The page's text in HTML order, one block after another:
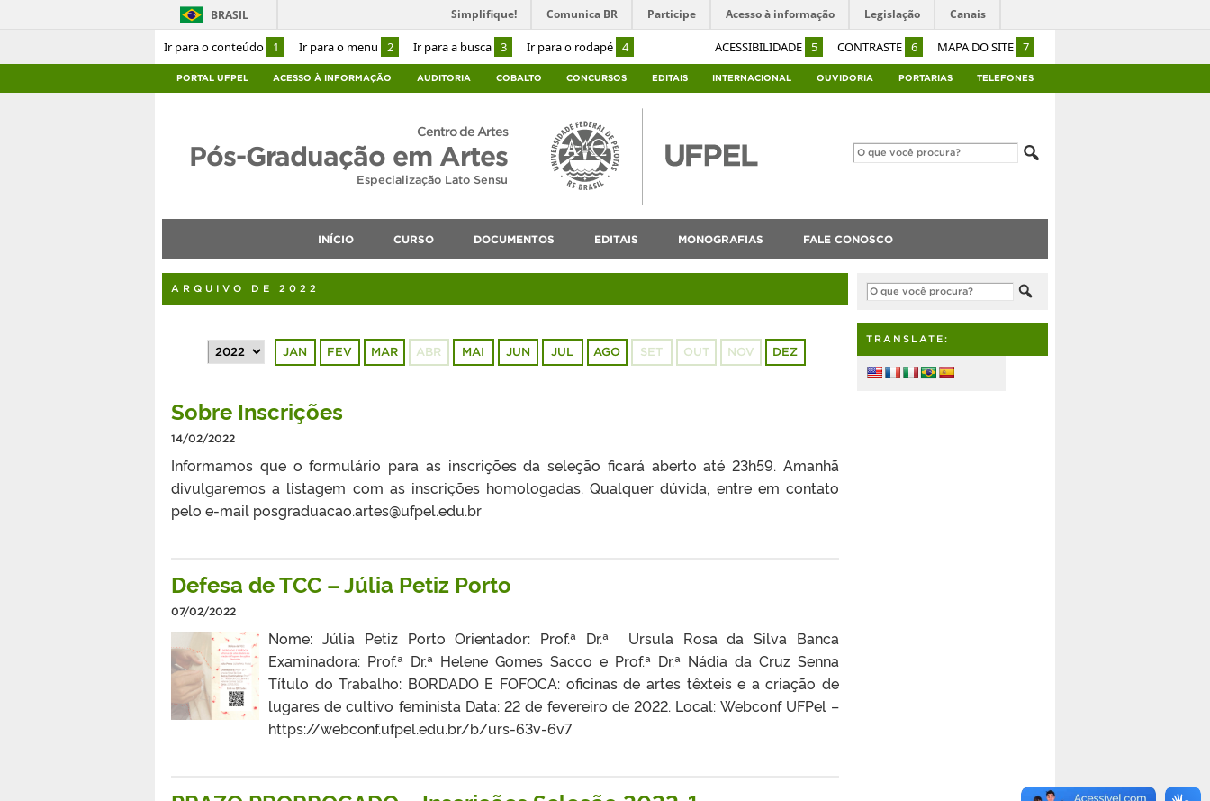
Ir para o conteúdo 1 Ir para o menu 2 Ir para a busca 3 Ir para o rodapé 4 ACESSIBILIDADE 5 CONTRASTE 6 MAPA DO SITE 7
BRASIL Simplifique! Comunica BR Participe Acesso à informação Legislação Canais
PORTAL UFPEL ACESSO À INFORMAÇÃO AUDITORIA COBALTO CONCURSOS EDITAIS INTERNACIONAL OUVIDORIA PORTARIAS TELEFONES
Centro de Artes
Pós-Graduação em Artes
Especialização Lato Sensu
INÍCIO CURSO DOCUMENTOS EDITAIS MONOGRAFIAS FALE CONOSCO
ARQUIVO DE 2022
JAN FEV MAR ABR MAI JUN JUL AGO SET OUT NOV DEZ
Sobre Inscrições
14/02/2022
Informamos que o formulário para as inscrições da seleção ficará aberto até 23h59. Amanhã
divulgaremos a listagem com as inscrições homologadas. Qualquer dúvida, entre em contato
pelo e-mail posgraduacao.artes@ufpel.edu.br
Defesa de TCC – Júlia Petiz Porto
07/02/2022
Nome: Júlia Petiz Porto Orientador: Prof.ª Dr.ª Ursula Rosa da Silva Banca
Examinadora: Prof.ª Dr.ª Helene Gomes Sacco e Prof.ª Dr.ª Nádia da Cruz Senna
Título do Trabalho: BORDADO E FOFOCA: oficinas de artes têxteis e a criação de
lugares de cultivo feminista Data: 22 de fevereiro de 2022. Local: Webconf UFPel –
https://webconf.ufpel.edu.br/b/urs-63v-6v7
TRANSLATE: